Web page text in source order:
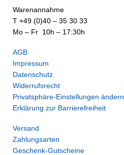
Warenannahme
T +49 (0)40 – 35 30 33
Mo – Fr 10h – 17:30h
AGB
Impressum
Datenschutz
Widerrufsrecht
Privatsphäre-Einstellungen ändern
Erklärung zur Barrierefreiheit
Versand
Zahlungsarten
Geschenk-Gutscheine